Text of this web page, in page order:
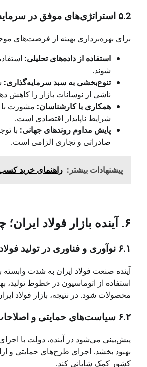
۵.2 استراتژی‌های موفق در سرمایه‌گذاری
برای بهره‌برداری بهینه از فرصت‌های
استفاده از داده‌های تحلیلی:
شوند.
تنوع‌بخشی به سبد سرمایه‌گذاری:
ناشی از نوسانات بازار را کاهش
همکاری با کارشناسان: مشورت با
شرایط ناپایدار اقتصادی است.
پایش مداوم روندهای جهانی: با
صادراتی و تجاری الزامی است.
پیشنهادات بیشتر: راهنمای خرید کسب‌وکار: مسیر ۳ تا
۶. آینده بازار فولاد ایران؛ چشم‌اندازی نوین
۶.۱ نوآوری و فناوری در تولید فولاد
آینده صنعت فولاد ایران به شدت
استفاده از اتوماسیون در خطوط تولید،
محصولات شود. در نتیجه، بازار فولاد
۶.۲ سیاست‌های حمایتی و اصلاحات اقتصادی
پیش‌بینی می‌شود در آینده، دولت با
بهبود بخشد. اجرای طرح‌های حمایتی و
کشور کمک شایانی کند.